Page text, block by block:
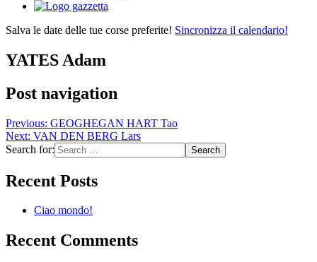
Salva le date delle tue corse preferite! Sincronizza il calendario!
YATES Adam
Post navigation
Previous: GEOGHEGAN HART Tao
Next: VAN DEN BERG Lars
Search for:
Recent Posts
Ciao mondo!
Recent Comments